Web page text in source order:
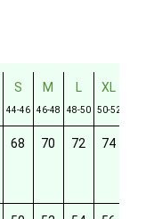
S
44-46
M
46-48
L
48-50
XL
50-52
68 70 72 74